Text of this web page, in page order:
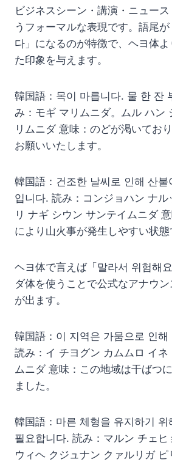
ビジネスシーン・講演・ニュー
うフォーマルな表現です。語尾
다」になるのが特徴で、ヘヨ体
た印象を与えます。
韓国語：목이 마릅니다. 물 한 잔
み：モギ マリムニダ。ムル ハン
リムニダ 意味：のどが渇いてお
お願いいたします。
韓国語：건조한 날씨로 인해 산불
입니다. 読み：コンジョハン ナ
リ ナギ シウン サンテイムニダ
により山火事が発生しやすい状態
ヘヨ体で言えば「말라서 위험해
ダ体を使うことで公式なアナウ
が出ます。
韓国語：이 지역은 가뭄으로 인해
読み：イ チヨグン カムムロ イネ
ムニダ 意味：この地域は干ばつ
ました。
韓国語：마른 체형을 유지하기
필요합니다. 読み：マルン チェ
ウィヘ クジュナン クァルリガ